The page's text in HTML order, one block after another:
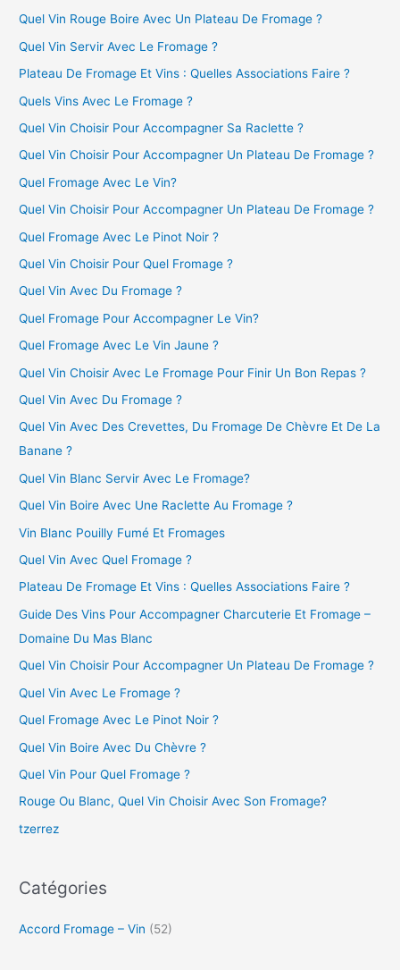
Quel Vin Rouge Boire Avec Un Plateau De Fromage ?
Quel Vin Servir Avec Le Fromage ?
Plateau De Fromage Et Vins : Quelles Associations Faire ?
Quels Vins Avec Le Fromage ?
Quel Vin Choisir Pour Accompagner Sa Raclette ?
Quel Vin Choisir Pour Accompagner Un Plateau De Fromage ?
Quel Fromage Avec Le Vin?
Quel Vin Choisir Pour Accompagner Un Plateau De Fromage ?
Quel Fromage Avec Le Pinot Noir ?
Quel Vin Choisir Pour Quel Fromage ?
Quel Vin Avec Du Fromage ?
Quel Fromage Pour Accompagner Le Vin?
Quel Fromage Avec Le Vin Jaune ?
Quel Vin Choisir Avec Le Fromage Pour Finir Un Bon Repas ?
Quel Vin Avec Du Fromage ?
Quel Vin Avec Des Crevettes, Du Fromage De Chèvre Et De La
Banane ?
Quel Vin Blanc Servir Avec Le Fromage?
Quel Vin Boire Avec Une Raclette Au Fromage ?
Vin Blanc Pouilly Fumé Et Fromages
Quel Vin Avec Quel Fromage ?
Plateau De Fromage Et Vins : Quelles Associations Faire ?
Guide Des Vins Pour Accompagner Charcuterie Et Fromage –
Domaine Du Mas Blanc
Quel Vin Choisir Pour Accompagner Un Plateau De Fromage ?
Quel Vin Avec Le Fromage ?
Quel Fromage Avec Le Pinot Noir ?
Quel Vin Boire Avec Du Chèvre ?
Quel Vin Pour Quel Fromage ?
Rouge Ou Blanc, Quel Vin Choisir Avec Son Fromage?
tzerrez
Catégories
Accord Fromage – Vin (52)